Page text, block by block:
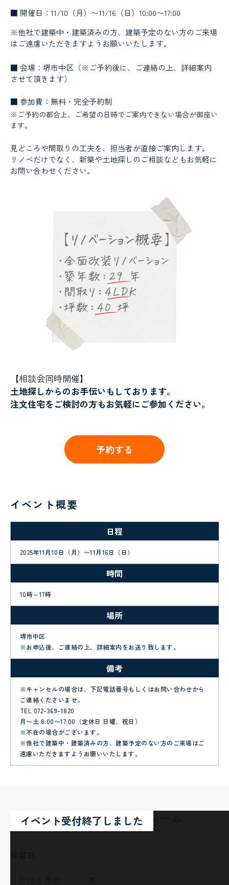
■ 開催日：11/10（月）〜11/16（日）10:00〜17:00
※他社で建築中・建築済みの方、建築予定のない方のご来場
はご遠慮いただきますようお願いいたします。
■ 会場：堺市中区（※ご予約後に、ご連絡の上、詳細案内
させて頂きます）
■ 参加費：無料・完全予約制
※ご予約の都合上、ご希望の日時でご案内できない場合が御座い
ます。
見どころや間取りの工夫を、担当者が直接ご案内します。
リノベだけでなく、新築や土地探しのご相談などもお気軽に
お問い合わせください。
【相談会同時開催】
土地探しからのお手伝いもしております。
注文住宅をご検討の方もお気軽にご参加ください。
予約する
イベント概要
日程
2025年11月10日（月）〜11月16日（日）
時間
10時～17時
場所
堺市中区
※お申込後、ご連絡の上、詳細案内をお送り致します。
備考
※キャンセルの場合は、下記電話番号もしくはお問い合わせから
ご連絡くださいませ。
TEL 072-369-1820
月〜土 8:00〜17:00（定休日 日曜、祝日）
※不在の場合がございます。
※他社で建築中・建築済みの方、建築予定のない方のご来場はご
遠慮いただきますようお願いいたします。
住宅イベント予約フォーム